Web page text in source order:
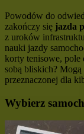
Powodów do
zakończy się jazda
z uroków
nauki jazdy
korty tenisowe, pole
sobą bliskich?
przeznaczonej dla
Wybierz